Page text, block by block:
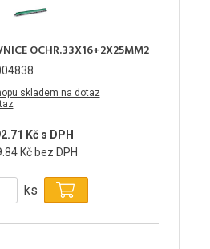
OCHR.33X16+2X25MM2
skladem na dotaz
Kč s DPH
Kč bez DPH
ks